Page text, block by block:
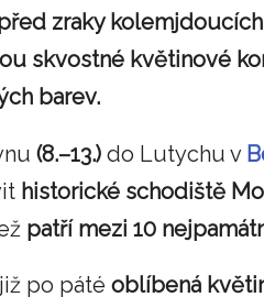
zraky kolemjdoucích
skvostné květinové
barev.
(8.–13.) do Lutychu v
historické schodiště
patří mezi 10
po páté oblíbená